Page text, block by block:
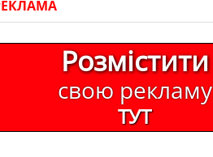
Розмістити
свою рекламу
ТУТ